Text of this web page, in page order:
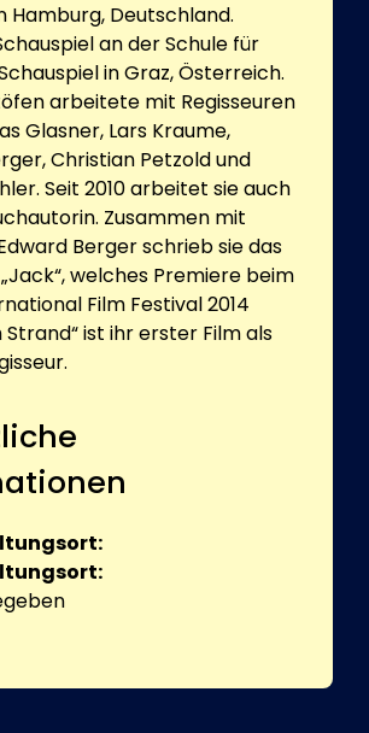
Hamburg, Deutschland.
an der Schule für
in Graz, Österreich.
arbeitete mit Regisseuren
Glasner, Lars Kraume,
Christian Petzold und
Seit 2010 arbeitet sie auch
Zusammen mit
Berger schrieb sie das
welches Premiere beim
Film Festival 2014
Strand“ ist ihr erster Film als